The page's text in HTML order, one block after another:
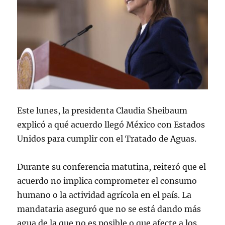
Este lunes, la presidenta Claudia Sheibaum
explicó a qué acuerdo llegó México con Estados
Unidos para cumplir con el Tratado de Aguas.
Durante su conferencia matutina, reiteró que el
acuerdo no implica comprometer el consumo
humano o la actividad agrícola en el país. La
mandataria aseguró que no se está dando más